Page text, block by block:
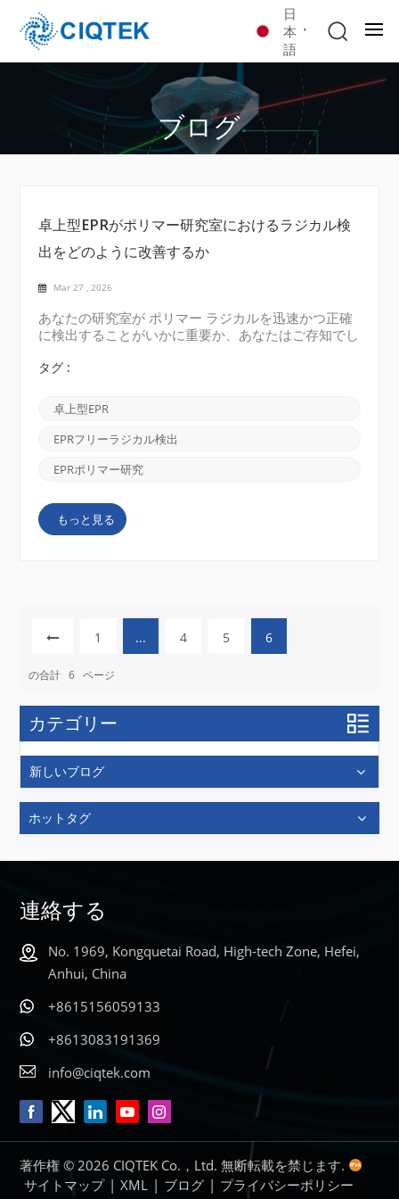
日
本
語
ブログ
卓上型EPRがポリマー研究室におけるラジカル検
出をどのように改善するか
Mar 27 , 2026
あなたの研究室が ポリマー ラジカルを迅速かつ正確
に検出することがいかに重要か、あなたはご存知でし
化、架橋において大きな役割を果たす。しかし、従来
ため、日常的な分析には使いにくい。 卓上型EPRシス
テム のように CIQTEK EPR200M これらのシステム
は、ポリマー研究のあり方を変革しつつあります。特
迅速、簡単、かつ信頼性の高いラジカル検出を実験台
ーロッパの多くのポリマー研究室では、これらのシス
テムがますます人気を集めています。 ポリマー研究
においてラジカル検出が重要な理由 ポリマーは、工
タグ :
卓上型EPR
EPRフリーラジカル検出
EPRポリマー研究
もっと見る
1 ... 4 5 6
の合計 6 ページ
カテゴリー
新しいブログ
ホットタグ
連絡する
No. 1969, Kongquetai Road, High-tech Zone, Hefei,
Anhui, China
+8615156059133
+8613083191369
info@ciqtek.com
著作権 © 2026 CIQTEK Co.，Ltd. 無断転載を禁じます.
サイトマップ | XML | ブログ | プライバシーポリシー